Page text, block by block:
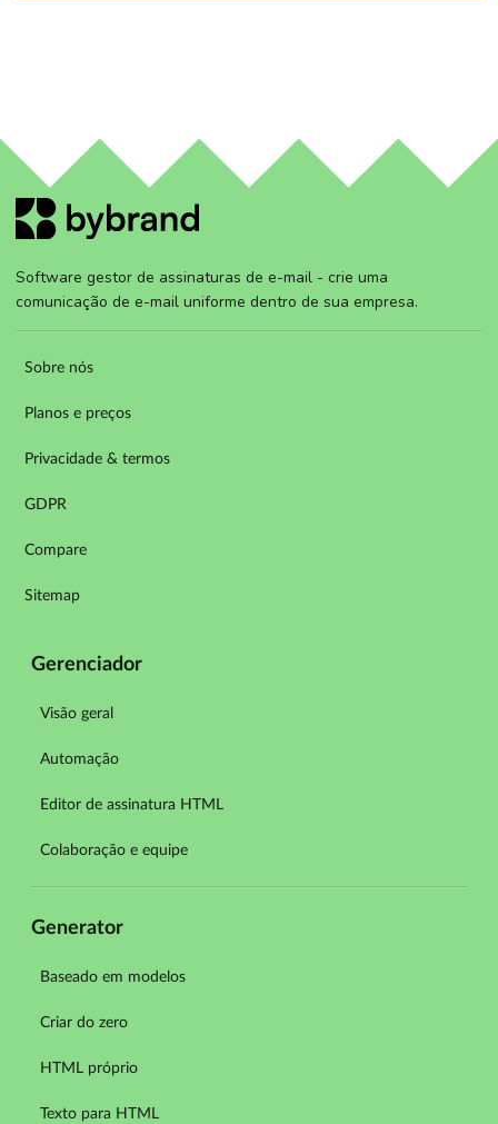
Software gestor de assinaturas de e-mail - crie uma
comunicação de e-mail uniforme dentro de sua empresa.
Sobre nós
Planos e preços
Privacidade & termos
GDPR
Compare
Sitemap
Gerenciador
Visão geral
Automação
Editor de assinatura HTML
Colaboração e equipe
Generator
Baseado em modelos
Criar do zero
HTML próprio
Texto para HTML